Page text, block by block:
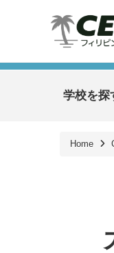
学校を探
Home